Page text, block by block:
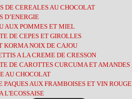
(1)
(3)
(2)
(5)
(7)
(3)
(6)
(13)
(5)
(10)
(8)
(9)
(8)
(3)
(9)
(4)
(14)
(11)
(12)
DE CEREALES AU CHOCOLAT
D’ENERGIE
AUX POMMES ET MIEL
DE CEPES ET GIROLLES
KORMA NOIX DE CAJOU
A LA CREME DE CRESSON
DE CAROTTES CURCUMA ET AMANDES
AU CHOCOLAT
PAQUES AUX FRAMBOISES ET VIN ROUGE
L'ECOSSAISE